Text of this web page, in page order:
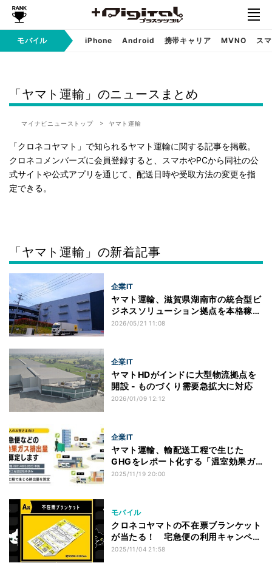
モバイル iPhone Android 携帯キャリア MVNO ス
「ヤマト運輸」のニュースまとめ
マイナビニューストップ ヤマト運輸
「クロネコヤマト」で知られるヤマト運輸に関する記事を掲載。
クロネコメンバーズに会員登録すると、スマホやPCから同社の公
式サイトや公式アプリを通じて、配送日時や受取方法の変更を指
定できる。
「ヤマト運輸」の新着記事
企業IT
ヤマト運輸、滋賀県湖南市の統合型ビ
ジネスソリューション拠点を本格稼働
開始
2026/05/21 11:08
企業IT
ヤマトHDがインドに大型物流拠点を
開設 - ものづくり需要急拡大に対応
2026/01/09 12:12
企業IT
ヤマト運輸、輸配送工程で生じた
GHGをレポート化する「温室効果ガ
ス排出量提供サービス」開始
2025/11/19 20:00
モバイル
クロネコヤマトの不在票ブランケット
が当たる！ 宅急便の利用キャンペー
ン開始
2025/11/04 21:58